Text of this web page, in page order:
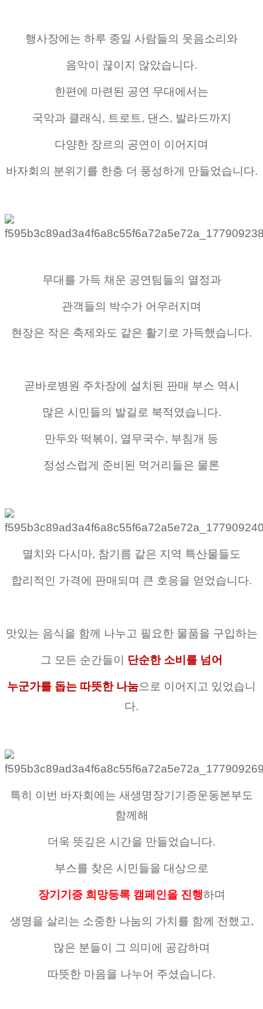
행사장에는 하루 종일 사람들의 웃음소리와
음악이 끊이지 않았습니다.
한편에 마련된 공연 무대에서는
국악과 클래식, 트로트, 댄스, 발라드까지
다양한 장르의 공연이 이어지며
바자회의 분위기를 한층 더 풍성하게 만들었습니다.
무대를 가득 채운 공연팀들의 열정과
관객들의 박수가 어우러지며
현장은 작은 축제와도 같은 활기로 가득했습니다.
곧바로병원 주차장에 설치된 판매 부스 역시
많은 시민들의 발길로 북적였습니다.
만두와 떡볶이, 열무국수, 부침개 등
정성스럽게 준비된 먹거리들은 물론
멸치와 다시마, 참기름 같은 지역 특산물들도
합리적인 가격에 판매되며 큰 호응을 얻었습니다.
맛있는 음식을 함께 나누고 필요한 물품을 구입하는
그 모든 순간들이 단순한 소비를 넘어
누군가를 돕는 따뜻한 나눔으로 이어지고 있었습니
다.
특히 이번 바자회에는 새생명장기기증운동본부도
함께해
더욱 뜻깊은 시간을 만들었습니다.
부스를 찾은 시민들을 대상으로
장기기증 희망등록 캠페인을 진행하며
생명을 살리는 소중한 나눔의 가치를 함께 전했고,
많은 분들이 그 의미에 공감하며
따뜻한 마음을 나누어 주셨습니다.